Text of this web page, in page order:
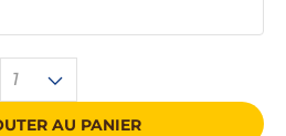
1
AU PANIER